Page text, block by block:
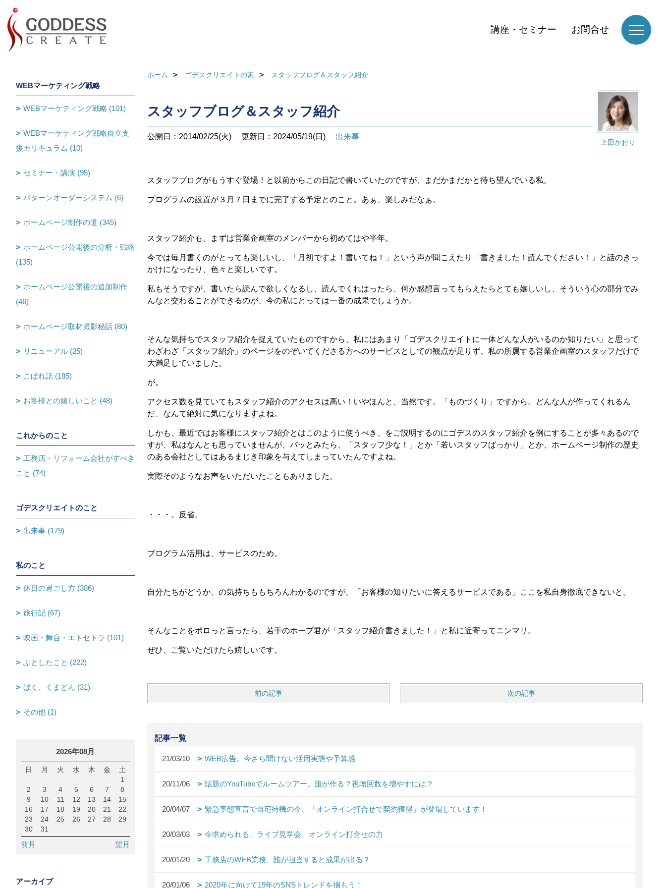
講座・セミナー お問合せ
ホーム ゴデスクリエイトの素 スタッフブログ＆スタッフ紹介
上田かおり
スタッフブログ＆スタッフ紹介
公開日：2014/02/25(火) 更新日：2024/05/19(日) 出来事
スタッフブログがもうすぐ登場！と以前からこの日記で書いていたのですが、まだかまだかと待ち望んでいる私。
プログラムの設置が３月７日までに完了する予定とのこと。あぁ、楽しみだなぁ。
スタッフ紹介も、まずは営業企画室のメンバーから初めてはや半年。
今では毎月書くのがとっても楽しいし、「月初ですよ！書いてね！」という声が聞こえたり「書きました！読んでください！」と話のきっ
かけになったり、色々と楽しいです。
私もそうですが、書いたら読んで欲しくなるし、読んでくれはったら、何か感想言ってもらえたらとても嬉しいし、そういう心の部分でみ
んなと交わることができるのが、今の私にとっては一番の成果でしょうか。
そんな気持ちでスタッフ紹介を捉えていたものですから、私にはあまり「ゴデスクリエイトに一体どんな人がいるのか知りたい」と思って
わざわざ「スタッフ紹介」のページをのぞいてくださる方へのサービスとしての観点が足りず、私の所属する営業企画室のスタッフだけで
大満足していました。
が。
アクセス数を見ていてもスタッフ紹介のアクセスは高い！いやほんと、当然です。「ものづくり」ですから。どんな人が作ってくれるん
だ、なんて絶対に気になりますよね。
しかも、最近ではお客様にスタッフ紹介とはこのように使うべき、をご説明するのにゴデスのスタッフ紹介を例にすることが多々あるので
すが、私はなんとも思っていませんが、パッとみたら、「スタッフ少な！」とか「若いスタッフばっかり」とか、ホームページ制作の歴史
のある会社としてはあるまじき印象を与えてしまっていたんですよね。
実際そのようなお声をいただいたこともありました。
・・・。反省。
プログラム活用は、サービスのため。
自分たちがどうか、の気持ちももちろんわかるのですが、「お客様の知りたいに答えるサービスである」ここを私自身徹底できないと。
そんなことをポロっと言ったら、若手のホープ君が「スタッフ紹介書きました！」と私に近寄ってニンマリ。
ぜひ、ご覧いただけたら嬉しいです。
前の記事 次の記事
記事一覧
21/03/10 WEB広告。今さら聞けない活用実態や予算感
20/11/06 話題のYouTubeでルームツアー。誰が作る？視聴回数を増やすには？
20/04/07 緊急事態宣言で自宅待機の今、「オンライン打合せで契約獲得」が登場しています！
20/03/03 今求められる、ライブ見学会、オンライン打合せの力
20/01/20 工務店のWEB業務、誰が担当すると成果が出る？
20/01/06 2020年に向けて19年のSNSトレンドを掴もう！
WEBマーケティング戦略
WEBマーケティング戦略 (101)
WEBマーケティング戦略自立支
援カリキュラム (10)
セミナー・講演 (95)
パターンオーダーシステム (6)
ホームページ制作の道 (345)
ホームページ公開後の分析・戦略
(135)
ホームページ公開後の追加制作
(46)
ホームページ取材撮影秘話 (80)
リニューアル (25)
こぼれ話 (185)
お客様との嬉しいこと (48)
これからのこと
工務店・リフォーム会社がすべき
こと (74)
ゴデスクリエイトのこと
出来事 (179)
私のこと
休日の過ごし方 (386)
旅行記 (67)
映画・舞台・エトセトラ (101)
ふとしたこと (222)
ぼく、くまどん (31)
その他 (1)
2026年08月
日 月 火 水 木 金
土
1
2
3 4 5 6 7
8
9
10 11 12 13 14
15
16
17 18 19 20 21
22
23
24 25 26 27 28
29
30
31
前月 翌月
アーカイブ